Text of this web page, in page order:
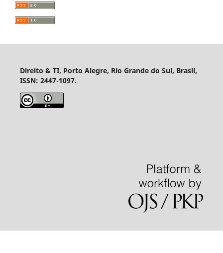
Direito & TI, Porto Alegre, Rio Grande do Sul, Brasil,
ISSN: 2447-1097.